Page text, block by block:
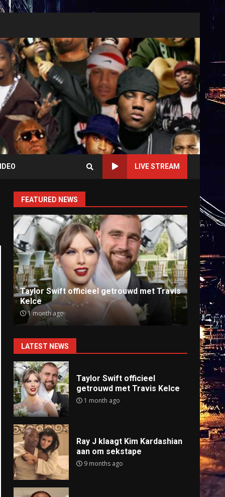
LIVE STREAM
FEATURED NEWS
Ray J klaagt Kim Kardashian aan om
sekstape
9 months ago
Anti-
9
LATEST NEWS
Taylor Swift officieel
getrouwd met Travis Kelce
1 month ago
Ray J klaagt Kim Kardashian
aan om sekstape
9 months ago